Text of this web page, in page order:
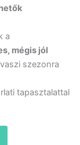
a
mégis jól
szezonra
tapasztalattal